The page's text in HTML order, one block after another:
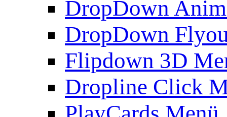
DropDown
DropDown
Flipdown 3D
Dropline Click